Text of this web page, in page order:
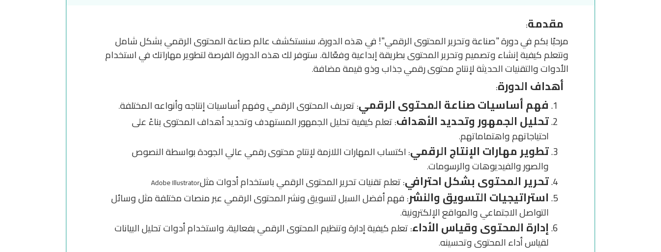
مقدمة:
مرحبًا بكم في دورة "صناعة وتحرير المحتوى الرقمي"! في هذه الدورة، سنستكشف عالم صناعة المحتوى الرقمي بشكل شامل
ونتعلم كيفية إنشاء وتصميم وتحرير المحتوى بطريقة إبداعية وفعّالة. ستوفر لك هذه الدورة الفرصة لتطوير مهاراتك في استخدام
الأدوات والتقنيات الحديثة لإنتاج محتوى رقمي جذاب وذو قيمة مضافة.
أهداف الدورة:
فهم أساسيات صناعة المحتوى الرقمي:تعريف المحتوى الرقمي وفهم أساسيات إنتاجه وأنواعه المختلفة.
تحليل الجمهور وتحديد الأهداف:تعلم كيفية تحليل الجمهور المستهدف وتحديد أهداف المحتوى بناءً على
احتياجاتهم واهتماماتهم.
تطوير مهارات الإنتاج الرقمي: اكتساب المهارات اللازمة لإنتاج محتوى رقمي عالي الجودة بواسطة النصوص
والصور والفيديوهات والرسومات.
تحرير المحتوى بشكل احترافي:تعلم تقنيات تحرير المحتوى الرقمي باستخدام أدوات مثلAdobe Illustrator
استراتيجيات التسويق والنشر: فهم أفضل السبل لتسويق ونشر المحتوى الرقمي عبر منصات مختلفة مثل وسائل
التواصل الاجتماعي والمواقع الإلكترونية.
إدارة المحتوى وقياس الأداء:تعلم كيفية إدارة وتنظيم المحتوى الرقمي بفعالية، واستخدام أدوات تحليل البيانات
لقياس أداء المحتوى وتحسينه.